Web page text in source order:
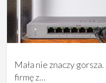
Mała nie znaczy
firmę z…